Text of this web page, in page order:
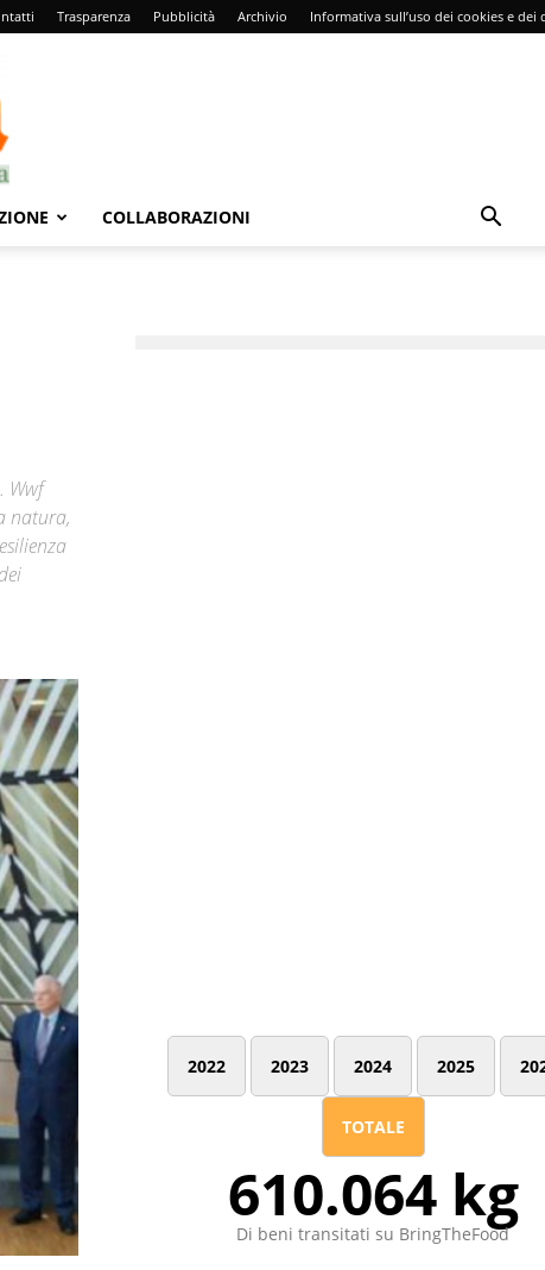
Trasparenza Pubblicità Archivio Informativa sull’uso dei cookies e dei
COLLABORAZIONI
Wwf
natura,
2022 2023 2024 2025
TOTALE
610.064 kg
Di beni transitati su BringTheFood